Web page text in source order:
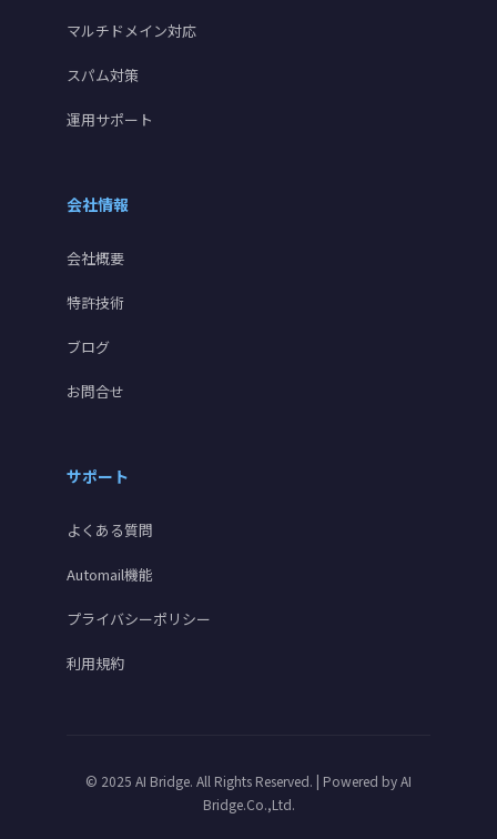
マルチドメイン対応
スパム対策
運用サポート
会社情報
会社概要
特許技術
ブログ
お問合せ
サポート
よくある質問
Automail機能
プライバシーポリシー
利用規約
© 2025 AI Bridge. All Rights Reserved. | Powered byAI
Bridge.Co.,Ltd.